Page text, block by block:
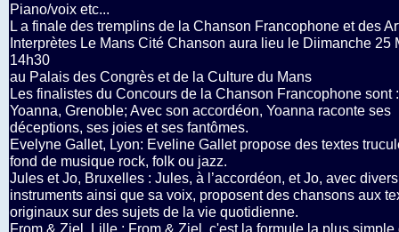
Piano/voix etc...
L a finale des tremplins de la Chanson Francophone et des
Interprètes Le Mans Cité Chanson aura lieu le Diimanche 25
14h30
au Palais des Congrès et de la Culture du Mans
Les finalistes du Concours de la Chanson Francophone sont :
Yoanna, Grenoble; Avec son accordéon, Yoanna raconte ses
déceptions, ses joies et ses fantômes.
Evelyne Gallet, Lyon: Eveline Gallet propose des textes
fond de musique rock, folk ou jazz.
Jules et Jo, Bruxelles : Jules, à l’accordéon, et Jo, avec divers
instruments ainsi que sa voix, proposent des chansons aux
originaux sur des sujets de la vie quotidienne.
From & Ziel, Lille : From & Ziel, c'est la formule la plus simple